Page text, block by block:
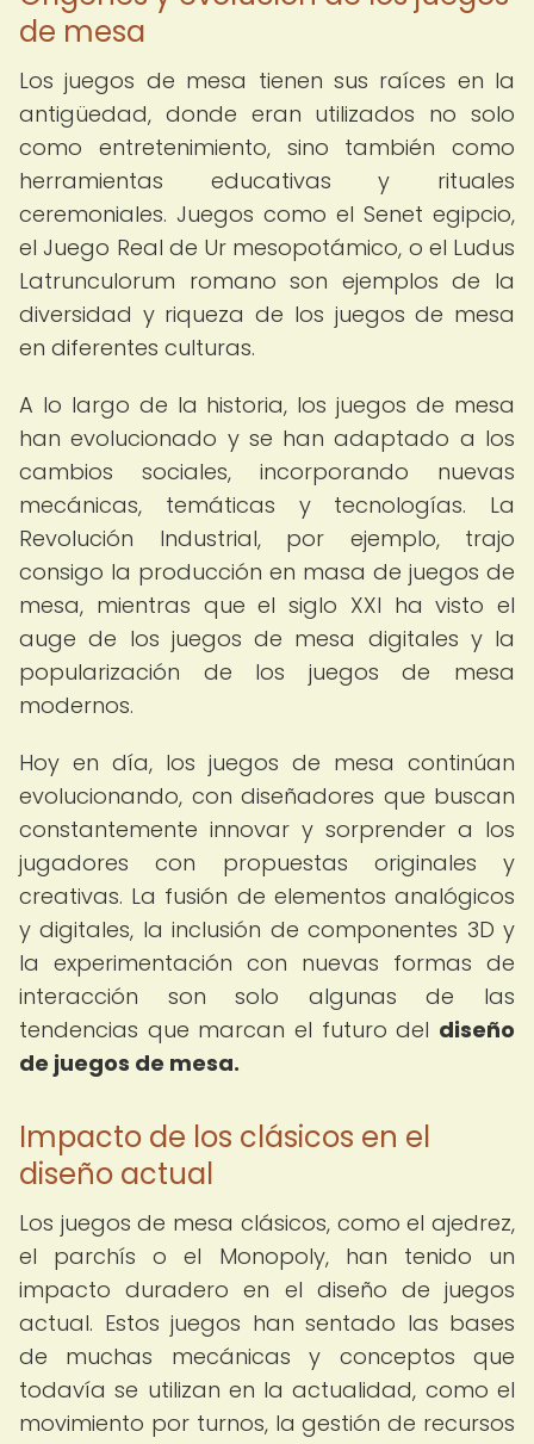
de mesa
Los juegos de mesa tienen sus raíces en la
antigüedad, donde eran utilizados no solo
como entretenimiento, sino también como
herramientas educativas y rituales
ceremoniales. Juegos como el Senet egipcio,
el Juego Real de Ur mesopotámico, o el Ludus
Latrunculorum romano son ejemplos de la
diversidad y riqueza de los juegos de mesa
en diferentes culturas.
A lo largo de la historia, los juegos de mesa
han evolucionado y se han adaptado a los
cambios sociales, incorporando nuevas
mecánicas, temáticas y tecnologías. La
Revolución Industrial, por ejemplo, trajo
consigo la producción en masa de juegos de
mesa, mientras que el siglo XXI ha visto el
auge de los juegos de mesa digitales y la
popularización de los juegos de mesa
modernos.
Hoy en día, los juegos de mesa continúan
evolucionando, con diseñadores que buscan
constantemente innovar y sorprender a los
jugadores con propuestas originales y
creativas. La fusión de elementos analógicos
y digitales, la inclusión de componentes 3D y
la experimentación con nuevas formas de
interacción son solo algunas de las
tendencias que marcan el futuro del diseño
de juegos de mesa.
Impacto de los clásicos en el
diseño actual
Los juegos de mesa clásicos, como el ajedrez,
el parchís o el Monopoly, han tenido un
impacto duradero en el diseño de juegos
actual. Estos juegos han sentado las bases
de muchas mecánicas y conceptos que
todavía se utilizan en la actualidad, como el
movimiento por turnos, la gestión de recursos